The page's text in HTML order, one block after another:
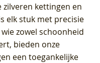
zilveren kettingen en
elk stuk met precisie
zowel schoonheid
bieden onze
een toegankelijke